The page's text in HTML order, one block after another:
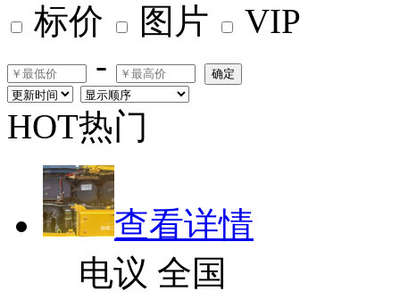
标价
图片
VIP
-
确定
HOT热门
查看详情
电议 全国